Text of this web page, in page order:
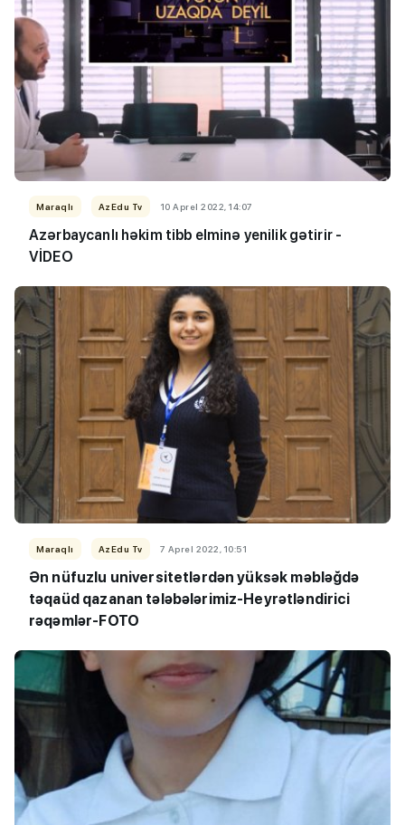
Maraqlı AzEdu Tv 10 Aprel 2022, 14:07
Azərbaycanlı həkim tibb elminə yenilik gətirir -
VİDEO
Maraqlı AzEdu Tv 7 Aprel 2022, 10:51
Ən nüfuzlu universitetlərdən yüksək məbləğdə
təqaüd qazanan tələbələrimiz-Heyrətləndirici
rəqəmlər-FOTO